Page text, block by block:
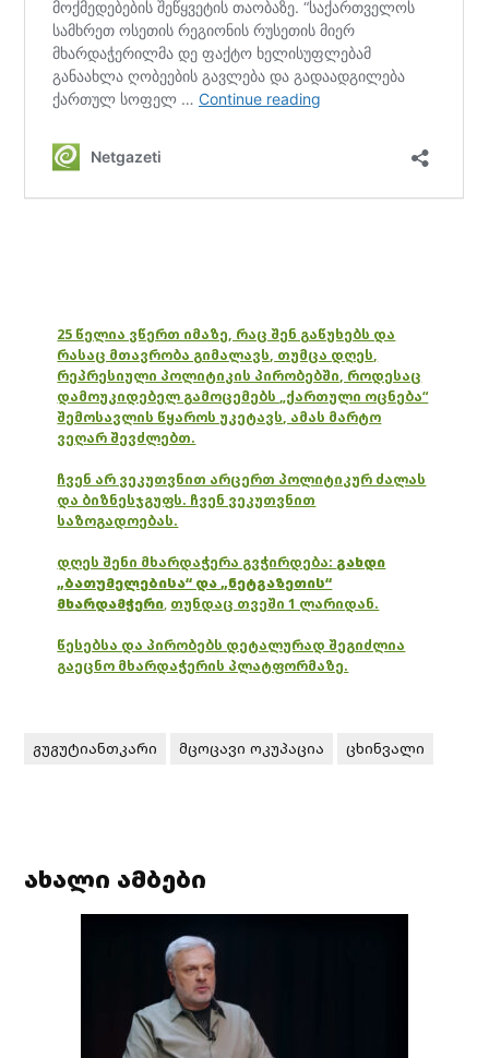
25 წელია ვწერთ იმაზე, რაც შენ გაწუხებს და
რასაც მთავრობა გიმალავს, თუმცა დღეს,
რეპრესიული პოლიტიკის პირობებში, როდესაც
დამოუკიდებელ გამოცემებს „ქართული ოცნება“
შემოსავლის წყაროს უკეტავს, ამას მარტო
ვეღარ შევძლებთ.
ჩვენ არ ვეკუთვნით არცერთ პოლიტიკურ ძალას
და ბიზნესჯგუფს. ჩვენ ვეკუთვნით
საზოგადოებას.
დღეს შენი მხარდაჭერა გვჭირდება: გახდი
„ბათუმელებისა“ და „ნეტგაზეთის“
მხარდამჭერი, თუნდაც თვეში 1 ლარიდან.
წესებსა და პირობებს დეტალურად შეგიძლია
გაეცნო მხარდაჭერის პლატფორმაზე.
გუგუტიანთკარი მცოცავი ოკუპაცია ცხინვალი
ახალი ამბები